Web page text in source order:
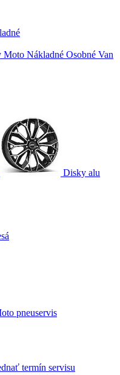
Moto Nákladné Osobné Van
Disky alu
pneuservis
termín servisu